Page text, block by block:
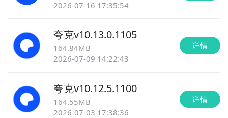
2026-07-16 17:35:54
夸克v10.13.0.1105
164.84MB
2026-07-09 14:22:43
详情
夸克v10.12.5.1100
164.55MB
2026-07-03 17:38:36
详情